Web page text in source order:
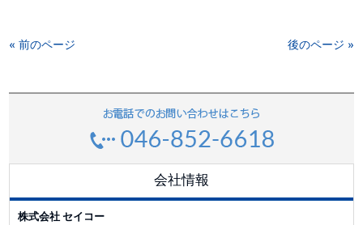
« 前のページ 後のページ »
会社情報
株式会社 セイコー